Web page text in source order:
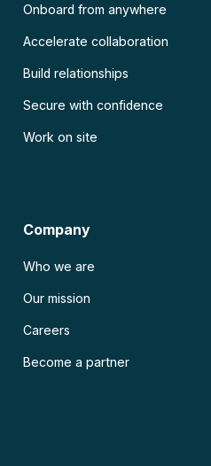
Onboard from anywhere
Accelerate collaboration
Build relationships
Secure with confidence
Work on site
Company
Who we are
Our mission
Careers
Become a partner